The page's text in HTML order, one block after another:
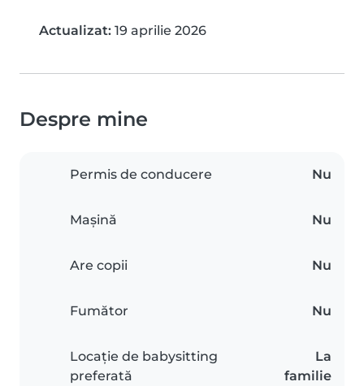
Actualizat: 19 aprilie 2026
Despre mine
Permis de conducere Nu
Mașină Nu
Are copii Nu
Fumător Nu
Locație de babysitting
preferată
La
familie